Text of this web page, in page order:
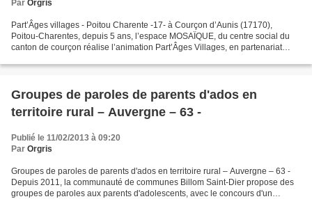
Par Orgris
Part’Âges villages - Poitou Charente -17- à Courçon d’Aunis (17170),
Poitou-Charentes, depuis 5 ans, l’espace MOSAÏQUE, du centre social du
canton de courçon réalise l’animation Part’Âges Villages, en partenariat
Groupes de paroles de parents d'ados en
territoire rural – Auvergne – 63 -
Publié le 11/02/2013 à 09:20
Par Orgris
Groupes de paroles de parents d'ados en territoire rural – Auvergne – 63 -
Depuis 2011, la communauté de communes Billom Saint-Dier propose des
groupes de paroles aux parents d'adolescents, avec le concours d'un